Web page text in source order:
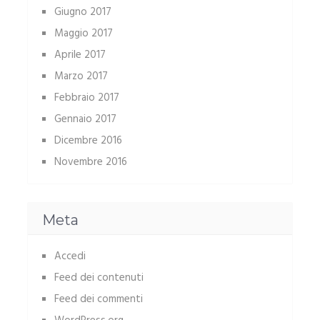
Giugno 2017
Maggio 2017
Aprile 2017
Marzo 2017
Febbraio 2017
Gennaio 2017
Dicembre 2016
Novembre 2016
Meta
Accedi
Feed dei contenuti
Feed dei commenti